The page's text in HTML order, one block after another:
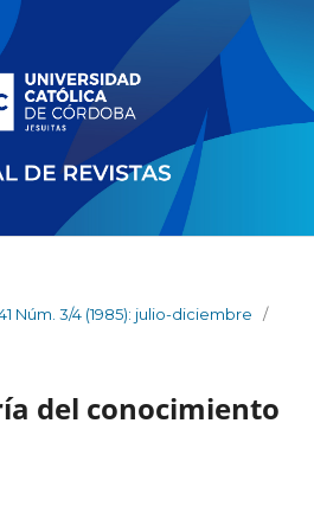
Núm. 3/4 (1985): julio-diciembre
/
del conocimiento